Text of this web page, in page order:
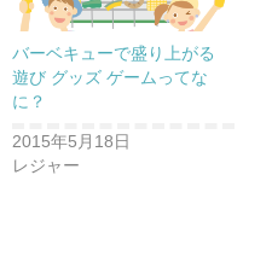
バーベキューで盛り上がる
遊び グッズ ゲームってな
に？
2015年5月18日
レジャー